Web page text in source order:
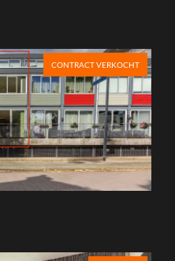
CONTRACT VERKOCHT